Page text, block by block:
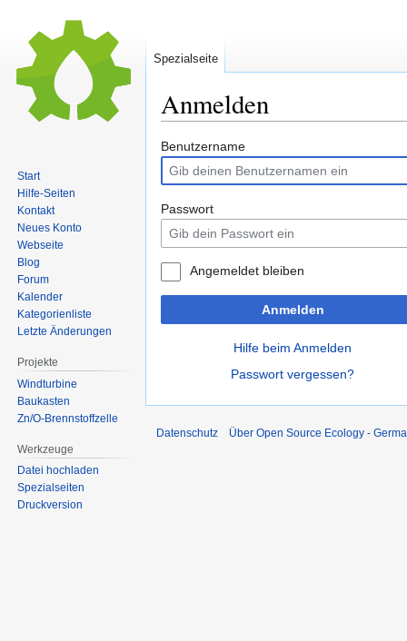
Anmelden
Zur
Navigation
springen
Zur
Suche
springen
Benutzername
Passwort
Angemeldet bleiben
Anmelden
Hilfe beim Anmelden
Passwort vergessen?
Spezialseite
Start
Hilfe-Seiten
Kontakt
Neues Konto
Webseite
Blog
Forum
Kalender
Kategorienliste
Letzte Änderungen
Projekte
Windturbine
Baukasten
Zn/O-Brennstoffzelle
Werkzeuge
Datei hochladen
Spezialseiten
Druckversion
Datenschutz Über Open Source Ecology -